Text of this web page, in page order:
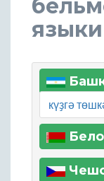
языки
күҙгә